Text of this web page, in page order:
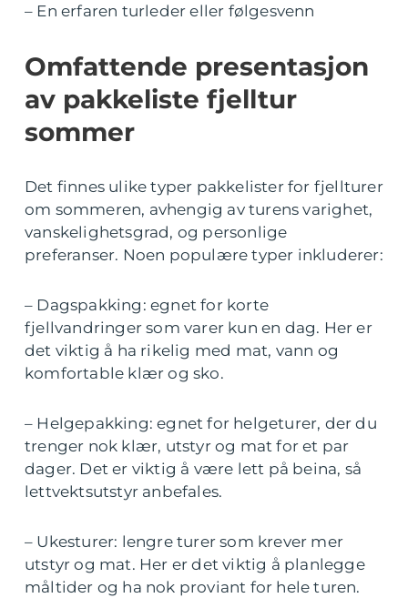
– En erfaren turleder eller følgesvenn
Omfattende presentasjon
av pakkeliste fjelltur
sommer
Det finnes ulike typer pakkelister for fjellturer
om sommeren, avhengig av turens varighet,
vanskelighetsgrad, og personlige
preferanser. Noen populære typer inkluderer:
– Dagspakking: egnet for korte
fjellvandringer som varer kun en dag. Her er
det viktig å ha rikelig med mat, vann og
komfortable klær og sko.
– Helgepakking: egnet for helgeturer, der du
trenger nok klær, utstyr og mat for et par
dager. Det er viktig å være lett på beina, så
lettvektsutstyr anbefales.
– Ukesturer: lengre turer som krever mer
utstyr og mat. Her er det viktig å planlegge
måltider og ha nok proviant for hele turen.